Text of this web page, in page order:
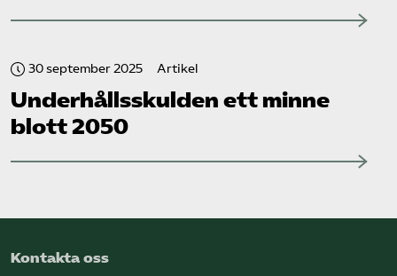
30 september 2025 Artikel
Underhållsskulden ett minne
blott 2050
Kontakta oss